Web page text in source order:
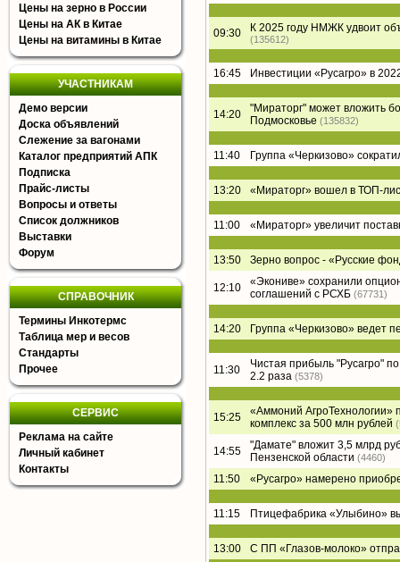
Цены на зерно в России
Цены на АК в Китае
Цены на витамины в Китае
УЧАСТНИКАМ
Демо версии
Доска объявлений
Слежение за вагонами
Каталог предприятий АПК
Подписка
Прайс-листы
Вопросы и ответы
Список должников
Выставки
Форум
СПРАВОЧНИК
Термины Инкотермс
Таблица мер и весов
Стандарты
Прочее
СЕРВИС
Реклама на сайте
Личный кабинет
Контакты
09:30 К 2025 году НМЖК удвоит
(135612)
16:45 Инвестиции «Русагро» в
14:20
"Мираторг" может вложить
Подмосковье (135832)
11:40 Группа «Черкизово»
13:20 «Мираторг» вошел в ТОП-
11:00 «Мираторг» увеличит
13:50 Зерно вопрос - «Русские
12:10
«Экониве» сохранили
соглашений с РСХБ (67731)
14:20 Группа «Черкизово» ведет
11:30
Чистая прибыль "Русагро"
2.2 раза (5378)
15:25
«Аммоний АгроТехнологии»
комплекс за 500 млн рублей
14:55
"Дамате" вложит 3,5 млрд
Пензенской области (4460)
11:50 «Русагро» намерено
11:15 Птицефабрика «Улыбино»
13:00 С ПП «Глазов-молоко»